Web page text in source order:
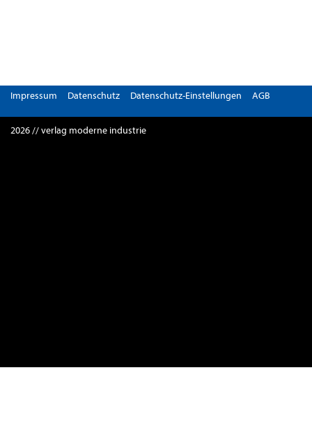
Impressum Datenschutz Datenschutz-Einstellungen AGB
2026 // verlag moderne industrie